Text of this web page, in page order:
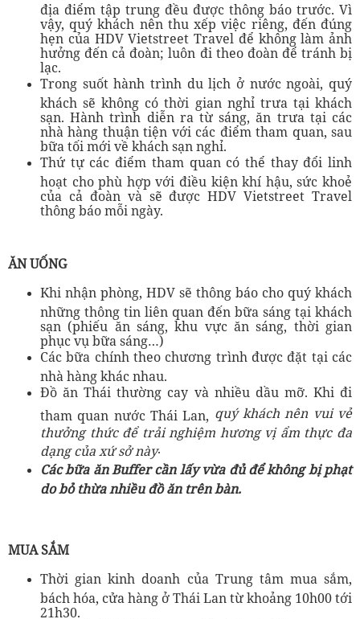
địa điểm tập trung đều được thông báo trước. Vì
vậy, quý khách nên thu xếp việc riêng, đến đúng
hẹn của HDV Vietstreet Travel để không làm ảnh
hưởng đến cả đoàn; luôn đi theo đoàn để tránh bị
lạc.
Trong suốt hành trình du lịch ở nước ngoài, quý
khách sẽ không có thời gian nghỉ trưa tại khách
sạn. Hành trình diễn ra từ sáng, ăn trưa tại các
nhà hàng thuận tiện với các điểm tham quan, sau
bữa tối mới về khách sạn nghỉ.
Thứ tự các điểm tham quan có thể thay đổi linh
hoạt cho phù hợp với điều kiện khí hậu, sức khoẻ
của cả đoàn và sẽ được HDV Vietstreet Travel
thông báo mỗi ngày.
ĂN UỐNG
Khi nhận phòng, HDV sẽ thông báo cho quý khách
những thông tin liên quan đến bữa sáng tại khách
sạn (phiếu ăn sáng, khu vực ăn sáng, thời gian
phục vụ bữa sáng…)
Các bữa chính theo chương trình được đặt tại các
nhà hàng khác nhau.
Đồ ăn Thái thường cay và nhiều dầu mỡ. Khi đi
tham quan nước Thái Lan, quý khách nên vui vẻ
thưởng thức để trải nghiệm hương vị ẩm thực đa
dạng của xứ sở này.
Các bữa ăn Buffer cần lấy vừa đủ để không bị phạt
do bỏ thừa nhiều đồ ăn trên bàn.
MUA SẮM
Thời gian kinh doanh của Trung tâm mua sắm,
bách hóa, cửa hàng ở Thái Lan từ khoảng 10h00 tới
21h30.